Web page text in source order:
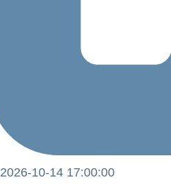
2026-10-14 17:00:00